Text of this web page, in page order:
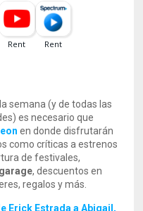
semana (y de todas las
es necesario que
en donde disfrutarán
como críticas a estrenos
de festivales,
, descuentos en
regalos y más.
Erick Estrada a Abigail,